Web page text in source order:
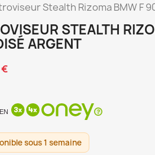
Stealth Rizoma BMW F
STEALTH
ARGENT
sous 1 semaine